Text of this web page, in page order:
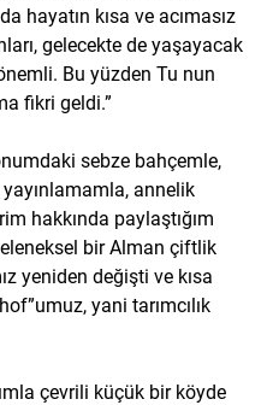
hayatın kısa ve acımasız
gelecekte de yaşayacak
Bu yüzden Tu nun
fikri geldi.”
sebze bahçemle,
yayınlamamla, annelik
hakkında paylaştığım
bir Alman çiftlik
yeniden değişti ve kısa
yani tarımcılık
çevrili küçük bir köyde